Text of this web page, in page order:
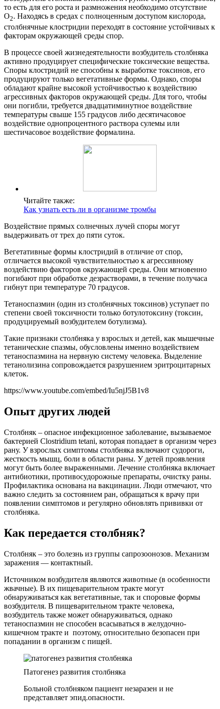
то есть для его роста и размножения необходимо отсутствие
O2. Находясь в средах с полноценным доступом кислорода,
столбнячные клостридии переходят в состояние устойчивых к
факторам окружающей среды спор.
В процессе своей жизнедеятельности возбудитель столбняка
активно продуцирует специфические токсические вещества.
Споры клостридий не способны к выработке токсинов, его
продуцируют только вегетативные формы. Однако, споры
обладают крайне высокой устойчивостью к воздействию
агрессивных факторов окружающей среды. Для того, чтобы
они погибли, требуется двадцатиминутное воздействие
температуры свыше 155 градусов либо десятичасовое
воздействие однопроцентного раствора сулемы или
шестичасовое воздействие формалина.
Читайте также:
Как узнать есть ли в организме тромбы
Воздействие прямых солнечных лучей споры могут
выдерживать от трех до пяти суток.
Вегетативные формы клостридий в отличие от спор,
отличается высокой чувствительностью к агрессивному
воздействию факторов окружающей среды. Они мгновенно
погибают при обработке дезрастворами, в течение получаса
гибнут при температуре 70 градусов.
Тетаноспазмин (один из столбнячных токсинов) уступает по
степени своей токсичности только ботулотоксину (токсин,
продуцируемый возбудителем ботулизма).
Такие признаки столбняка у взрослых и детей, как мышечные
тетанические спазмы, обусловлены именно воздействием
тетаноспазмина на нервную систему человека. Выделение
тетанолизина сопровождается разрушением эритроцитарных
клеток.
https://www.youtube.com/embed/Iu5njJ5B1v8
Опыт других людей
Столбняк – опасное инфекционное заболевание, вызываемое
бактерией Clostridium tetani, которая попадает в организм через
рану. У взрослых симптомы столбняка включают судороги,
жесткость мышц, боли в области раны. У детей проявления
могут быть более выраженными. Лечение столбняка включает
антибиотики, противосудорожные препараты, очистку раны.
Профилактика основана на вакцинации. Люди отмечают, что
важно следить за состоянием ран, обращаться к врачу при
появлении симптомов и регулярно обновлять прививки от
столбняка.
Как передается столбняк?
Столбняк – это болезнь из группы сапрозоонозов. Механизм
заражения — контактный.
Источником возбудителя являются животные (в особенности
жвачные). В их пищеварительном тракте могут
обнаруживаться как вегетативные, так и споровые формы
возбудителя. В пищеварительном тракте человека,
возбудитель также может обнаруживаться, однако
тетаноспазмин не способен всасываться в желудочно-
кишечном тракте и поэтому, относительно безопасен при
попадании в организм с пищей.
Патогенез развития столбняка
Больной столбняком пациент незаразен и не
представляет эпид.опасности.